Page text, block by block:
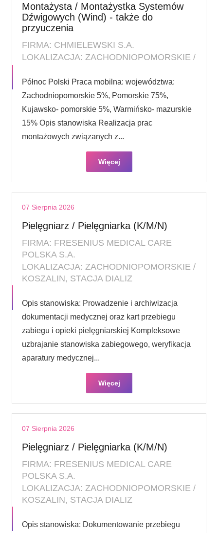
Montażysta / Montażystka Systemów
Dźwigowych (Wind) - także do
przyuczenia
FIRMA: CHMIELEWSKI S.A.
LOKALIZACJA: ZACHODNIOPOMORSKIE /
Północ Polski Praca mobilna: województwa:
Zachodniopomorskie 5%, Pomorskie 75%,
Kujawsko- pomorskie 5%, Warmińsko- mazurskie
15% Opis stanowiska Realizacja prac
montażowych związanych z...
Więcej
07 Sierpnia 2026
Pielęgniarz / Pielęgniarka (K/M/N)
FIRMA: FRESENIUS MEDICAL CARE
POLSKA S.A.
LOKALIZACJA: ZACHODNIOPOMORSKIE /
KOSZALIN, STACJA DIALIZ
Opis stanowiska: Prowadzenie i archiwizacja
dokumentacji medycznej oraz kart przebiegu
zabiegu i opieki pielęgniarskiej Kompleksowe
uzbrajanie stanowiska zabiegowego, weryfikacja
aparatury medycznej...
Więcej
07 Sierpnia 2026
Pielęgniarz / Pielęgniarka (K/M/N)
FIRMA: FRESENIUS MEDICAL CARE
POLSKA S.A.
LOKALIZACJA: ZACHODNIOPOMORSKIE /
KOSZALIN, STACJA DIALIZ
Opis stanowiska: Dokumentowanie przebiegu